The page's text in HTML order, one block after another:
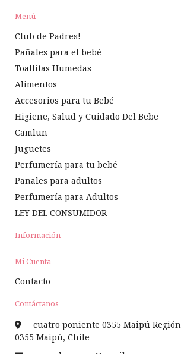
Menú
Club de Padres!
Pañales para el bebé
Toallitas Humedas
Alimentos
Accesorios para tu Bebé
Higiene, Salud y Cuidado Del Bebe
Camlun
Juguetes
Perfumería para tu bebé
Pañales para adultos
Perfumería para Adultos
LEY DEL CONSUMIDOR
Información
Mi Cuenta
Contacto
Contáctanos
cuatro poniente 0355 Maipú
0355 Maipú, Chile